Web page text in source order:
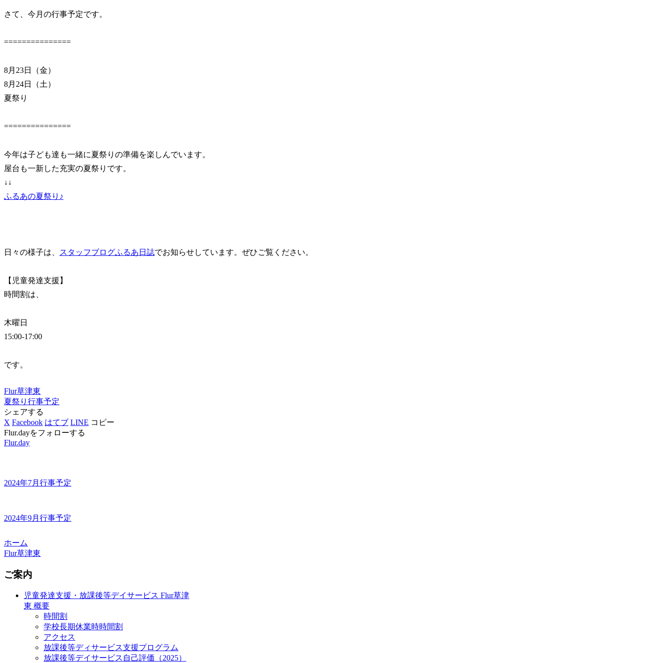
さて、今月の行事予定です。
===============
8月23日（金）
8月24日（土）
夏祭り
===============
今年は子ども達も一緒に夏祭りの準備を楽しんでいます。
屋台も一新した充実の夏祭りです。
↓↓
ふるあの夏祭り♪
日々の様子は、 スタッフブログふるあ日誌でお知らせしています。ぜひご覧ください。
【児童発達支援】
時間割は、
木曜日
15:00-17:00
です。
Flur草津東
夏祭り 行事予定
シェアする
X Facebook はてブ LINE コピー
Flur.dayをフォローする
Flur.day
2024年7月行事予定
2024年9月行事予定
ホーム
Flur草津東
ご案内
児童発達支援・放課後等デイサービス Flur草津
東 概要
時間割
学校長期休業時時間割
アクセス
放課後等ディサービス支援プログラム
放課後等デイサービス自己評価（2025）